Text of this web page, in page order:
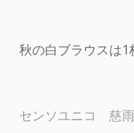
秋の白ブラウスは
センソユニコ 慈